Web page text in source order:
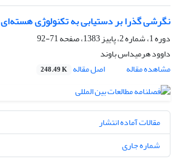
نگرشی گذرا بر دستیابی به تکنولوژی هسته‌ای
دوره 1، شماره 2، پاییز 1383، صفحه
71-92
داوود هرمیداس باوند
مشاهده مقاله
اصل مقاله 248.49 K
مقالات آماده انتشار
شماره جاری